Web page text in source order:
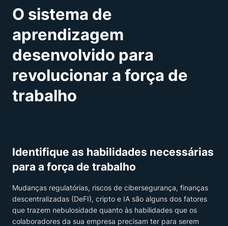
O sistema de
aprendizagem
desenvolvido para
revolucionar a força de
trabalho
Identifique as habilidades necessárias
para a força de trabalho
Mudanças regulatórias, riscos de cibersegurança, finanças
descentralizadas (DeFI), cripto e IA são alguns dos fatores
que trazem nebulosidade quanto às habilidades que os
colaboradores da sua empresa precisam ter para serem